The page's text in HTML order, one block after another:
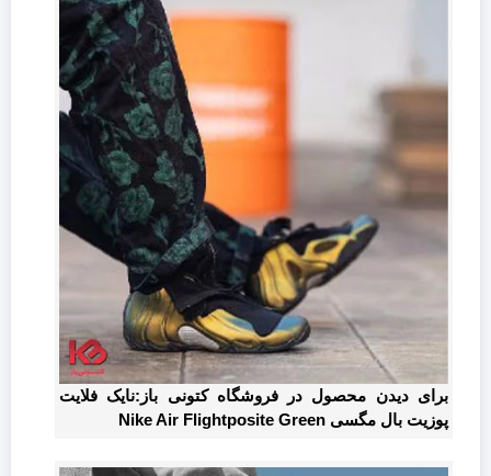
برای دیدن محصول در فروشگاه کتونی باز:نایک فلایت
پوزیت بال مگسی Nike Air Flightposite Green